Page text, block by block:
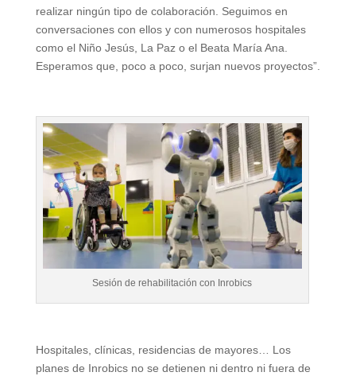
realizar ningún tipo de colaboración. Seguimos en
conversaciones con ellos y con numerosos hospitales
como el Niño Jesús, La Paz o el Beata María Ana.
Esperamos que, poco a poco, surjan nuevos proyectos”.
Sesión de rehabilitación con Inrobics
Hospitales, clínicas, residencias de mayores… Los
planes de Inrobics no se detienen ni dentro ni fuera de